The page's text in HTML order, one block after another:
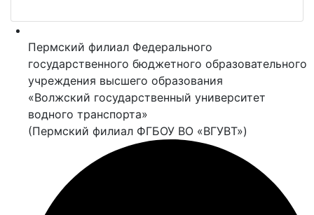
Пермский филиал Федерального
государственного бюджетного образовательного
учреждения высшего образования
«Волжский государственный университет
водного транспорта»
(Пермский филиал ФГБОУ ВО «ВГУВТ»)